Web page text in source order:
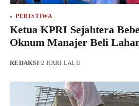
PERISTIWA
Ketua KPRI Sejahtera
Oknum Manajer Beli
REDAKSI·2 HARI LALU